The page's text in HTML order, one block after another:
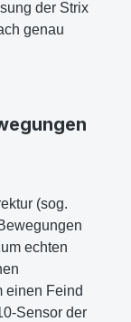
der Strix
genau
(sog.
echten
einen Feind
Sensor der